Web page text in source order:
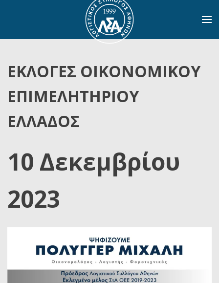
Skip to main content
ΕΚΛΟΓΕΣ ΟΙΚΟΝΟΜΙΚΟΥ
ΕΠΙΜΕΛΗΤΗΡΙΟΥ
ΕΛΛΑΔΟΣ
10 Δεκεμβρίου
2023